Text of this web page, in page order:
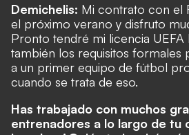
Demichelis: Mi contrato con el
el próximo verano y disfruto
Pronto tendré mi licencia
también los requisitos formales
a un primer equipo de fútbol
cuando se trata de eso.
Has trabajado con muchos
entrenadores a lo largo de tu